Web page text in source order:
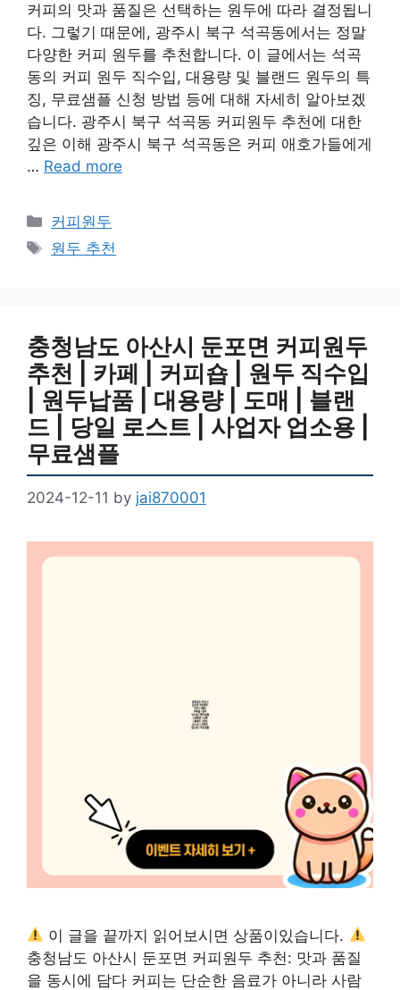
커피의 맛과 품질은 선택하는 원두에 따라 결정됩니
다. 그렇기 때문에, 광주시 북구 석곡동에서는 정말
다양한 커피 원두를 추천합니다. 이 글에서는 석곡
동의 커피 원두 직수입, 대용량 및 블랜드 원두의 특
징, 무료샘플 신청 방법 등에 대해 자세히 알아보겠
습니다. 광주시 북구 석곡동 커피원두 추천에 대한
깊은 이해 광주시 북구 석곡동은 커피 애호가들에게
… Read more
Categories
커피원두
Tags
원두 추천
충청남도 아산시 둔포면 커피원두
추천 | 카페 | 커피숍 | 원두 직수입
| 원두납품 | 대용량 | 도매 | 블랜
드 | 당일 로스트 | 사업자 업소용 |
무료샘플
2024-12-11 by jai870001
이 글을 끝까지 읽어보시면 상품이있습니다.
충청남도 아산시 둔포면 커피원두 추천: 맛과 품질
을 동시에 담다 커피는 단순한 음료가 아니라 사람